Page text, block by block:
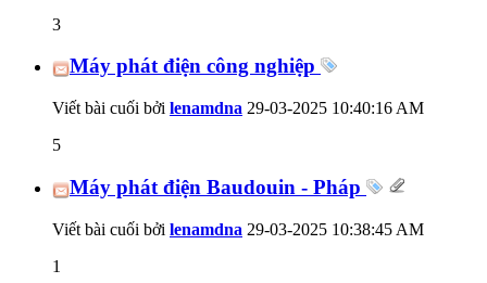
3
Máy phát điện công nghiệp
Viết bài cuối bởi lenamdna 29-03-2025 10:40:16 AM
5
Máy phát điện Baudouin - Pháp
Viết bài cuối bởi lenamdna 29-03-2025 10:38:45 AM
1